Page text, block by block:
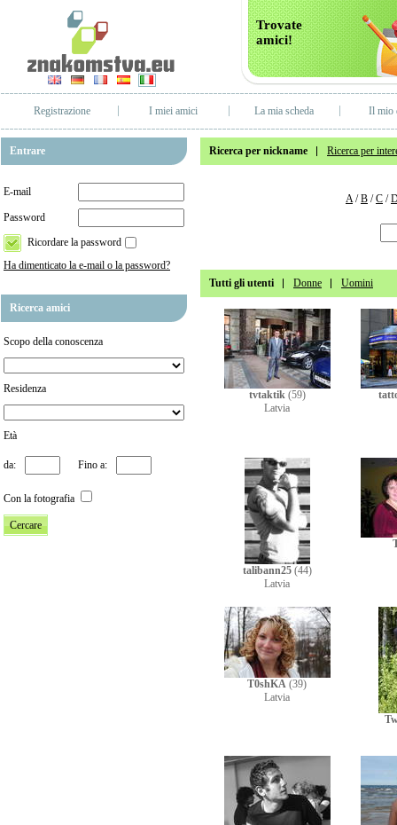
Trovate
amici!
Registrazione I miei amici La mia scheda Il mio
Entrare
E-mail
Password
Ricordare la password
Ha dimenticato la e-mail o la password?
Ricerca amici
Scopo della conoscenza
Residenza
Età
da: Fino a:
Con la fotografia
Ricerca per nickname Ricerca per
A/B /C /
Tutti gli utenti Donne Uomini
tvtaktik (59)
Latvia
talibann25 (44)
Latvia
T0shKA (39)
Latvia